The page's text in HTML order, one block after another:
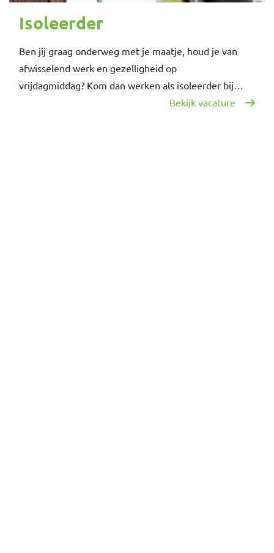
Isoleerder
Ben jij graag onderweg met je maatje, houd je van
afwisselend werk en gezelligheid op
vrijdagmiddag? Kom dan werken als isoleerder bij…
Bekijk vacature